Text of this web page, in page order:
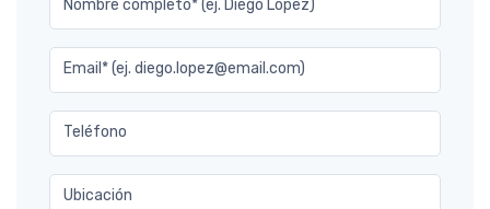
Nombre completo* (ej. Diego Lopez)
Email* (ej. diego.lopez@email.com)
Teléfono
Ubicación